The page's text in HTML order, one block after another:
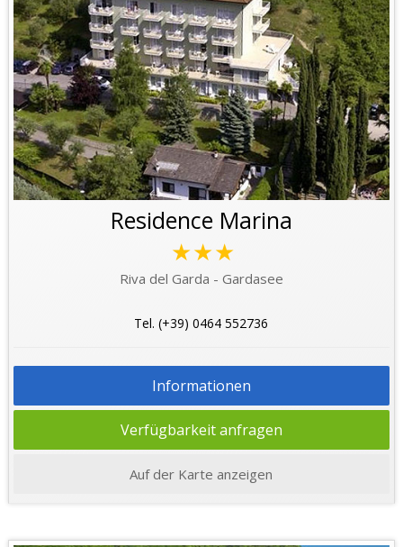
Residence Marina
★★★
Riva del Garda - Gardasee
Tel. (+39) 0464 552736
Informationen
Verfügbarkeit anfragen
Auf der Karte anzeigen